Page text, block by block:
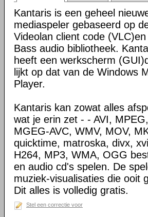
Kantaris is een geheel
mediaspeler gebaseerd op
Videolan client code
Bass audio bibliotheek.
heeft een werkscherm
lijkt op dat van de Windows
Player.
Kantaris kan zowat alles
wat je erin zet - - AVI, MPEG,
MGEG-AVC, WMV, MOV,
quicktime, matroska, divx,
H264, MP3, WMA, OGG
en audio cd's spelen. De
muziek-visualisaties die ooit
Dit alles is volledig gratis.
Stel een correctie voor